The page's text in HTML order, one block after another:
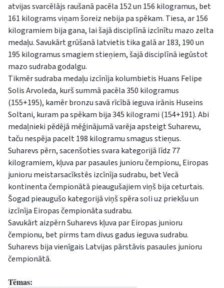
atvijas svarcēlājs raušanā pacēla 152 un 156 kilogramus, bet
161 kilograms viņam šoreiz nebija pa spēkam. Tiesa, ar 156
kilogramiem bija gana, lai šajā disciplīnā izcīnītu mazo zelta
medaļu. Savukārt grūšanā latvietis tika galā ar 183, 190 un
195 kilogramus smagiem stieņiem, šajā disciplīnā iegūstot
mazo sudraba godalgu.
Tikmēr sudraba medaļu izcīnīja kolumbietis Huans Felipe
Solis Arvoleda, kurš summā pacēla 350 kilogramus
(155+195), kamēr bronzu savā rīcībā ieguva irānis Huseins
Soltani, kuram pa spēkam bija 345 kilogrami (154+191). Abi
medaļnieki pēdējā mēģinājumā varēja apsteigt Suharevu,
taču nespēja pacelt 198 kilogramu smagus stieņus.
Suharevs pērn, sacenšoties svara kategorijā līdz 77
kilogramiem, kļuva par pasaules junioru čempionu, Eiropas
junioru meistarsacīkstēs izcīnīja sudrabu, bet Vecā
kontinenta čempionātā pieaugušajiem viņš bija ceturtais.
Šogad pieaugušo kategorijā viņš spēra soli uz priekšu un
izcīnīja Eiropas čempionāta sudrabu.
Savukārt aizpērn Suharevs kļuva par Eiropas junioru
čempionu, bet pirms tam divus gadus ieguva sudrabu.
Suharevs bija vienīgais Latvijas pārstāvis pasaules junioru
čempionātā.
Tēmas: